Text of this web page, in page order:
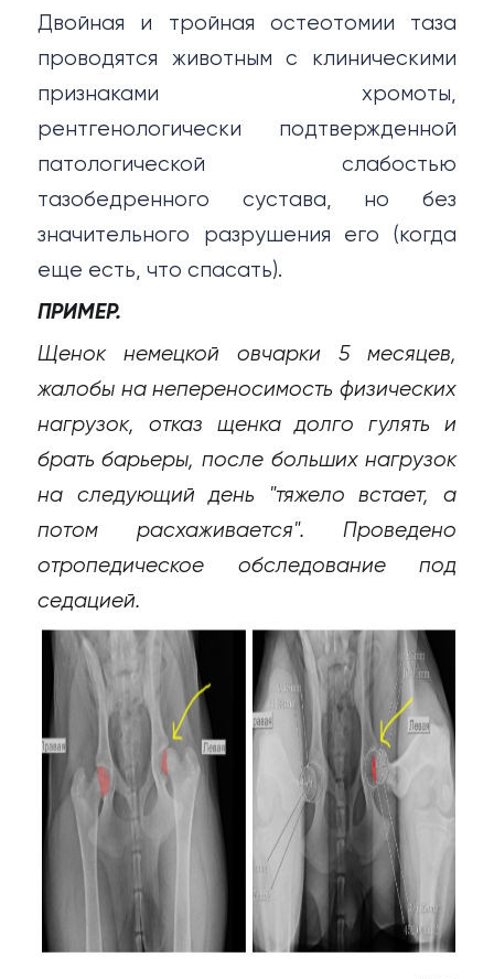
Двойная и тройная остеотомии таза
проводятся животным с клиническими
признаками хромоты,
рентгенологически подтвержденной
патологической слабостью
тазобедренного сустава, но без
значительного разрушения его (когда
еще есть, что спасать).
ПРИМЕР.
Щенок немецкой овчарки 5 месяцев,
жалобы на непереносимость физических
нагрузок, отказ щенка долго гулять и
брать барьеры, после больших нагрузок
на следующий день "тяжело встает, а
потом расхаживается". Проведено
отропедическое обследование под
седацией.